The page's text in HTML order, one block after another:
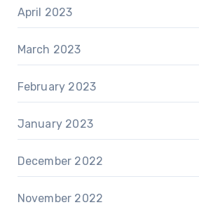
April 2023
March 2023
February 2023
January 2023
December 2022
November 2022